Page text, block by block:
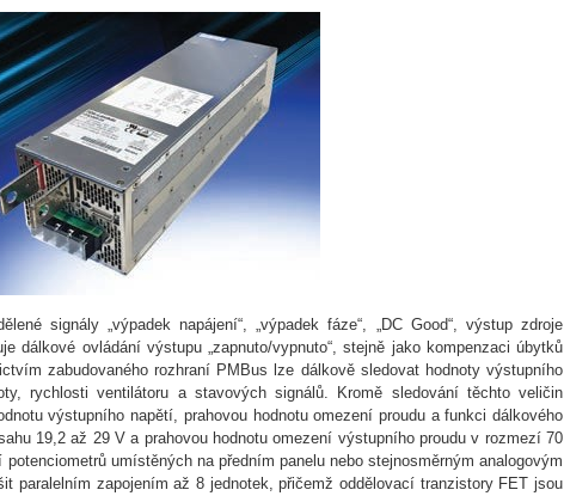
signály „výpadek napájení“, „výpadek fáze“, „DC Good“, výstup zdroje
dálkové ovládání výstupu „zapnuto/vypnuto“, stejně jako kompenzaci úbytků
zabudovaného rozhraní PMBus lze dálkově sledovat hodnoty výstupního
rychlosti ventilátoru a stavových signálů. Kromě sledování těchto veličin
výstupního napětí, prahovou hodnotu omezení proudu a funkci dálkového
19,2 až 29 V a prahovou hodnotu omezení výstupního proudu v rozmezí 70
umístěných na předním panelu nebo stejnosměrným analogovým
paralelním zapojením až 8 jednotek, přičemž oddělovací tranzistory FET jsou